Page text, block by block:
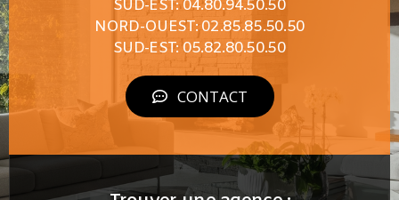
SUD-EST: 04.80.94.50.50
NORD-OUEST: 02.85.85.50.50
SUD-EST: 05.82.80.50.50
CONTACT